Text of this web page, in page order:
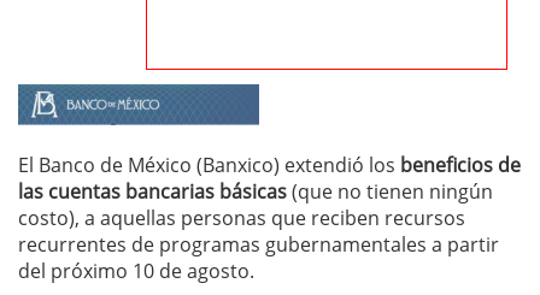
El Banco de México (Banxico) extendió los beneficios de
las cuentas bancarias básicas(que no tienen ningún
costo), a aquellas personas que reciben recursos
recurrentes de programas gubernamentales a partir
del próximo 10 de agosto.